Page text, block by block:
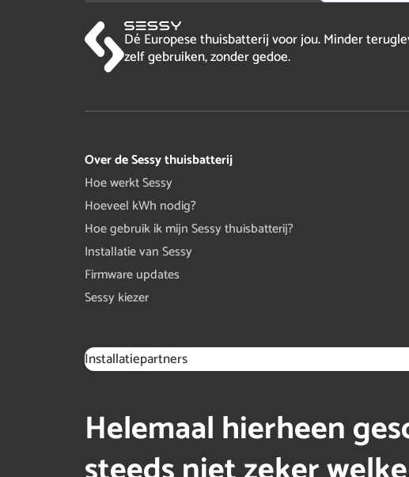
Dé Europese thuisbatterij voor jou. Minder
zelf gebruiken, zonder gedoe.
Over de Sessy thuisbatterij
Hoe werkt Sessy
Hoeveel kWh nodig?
Hoe gebruik ik mijn Sessy thuisbatterij?
Installatie van Sessy
Firmware updates
Sessy kiezer
Installatiepartners
Helemaal hierheen